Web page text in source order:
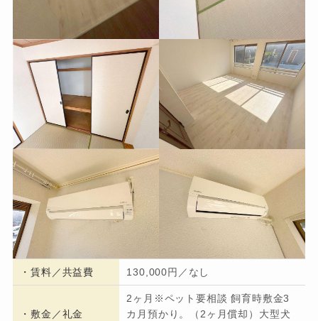
・賃料／共益費 130,000円／なし
・ 敷金／礼金
2ヶ月※ペット要相談 飼育時敷金3
カ月預かり。（2ヶ月償却）大型犬